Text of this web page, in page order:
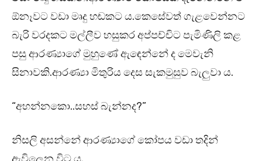
ඕනෑවට වඩා මෘදු හඬකට ය.කෙසේවත් ගැළවෙන්නට
බැරි වරදකට මල්ලීව හසුකර අප්පච්චිට පැමිණිලි කළ
පසු ආරණ්‍යාගේ මුහුණේ ඇඳෙන්නේ ද මෙවැනි
සිනාවකි.ආරණ්‍යා මිතුරිය දෙස සැකමුසුව බැලුවා ය.
“අහන්නකො..සහස් බැන්නද?”
නිසලි අසන්නේ ආරණ්‍යාගේ කෝපය වඩා තදින්